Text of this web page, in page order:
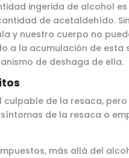
ingerida de alcohol
de acetaldehído.
y nuestro cuerpo no
a la acumulación de esta
de deshaga de ella.
culpable de la resaca,
de la resaca o
más allá del